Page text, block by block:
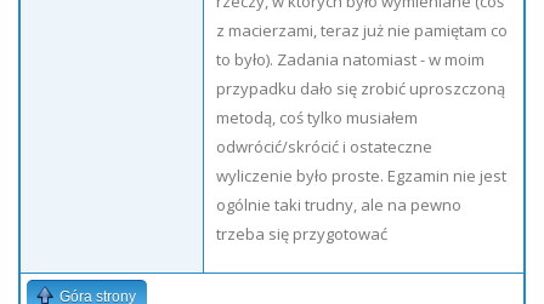
z macierzami, teraz już nie pamiętam co
to było). Zadania natomiast - w moim
przypadku dało się zrobić uproszczoną
metodą, coś tylko musiałem
odwrócić/skrócić i ostateczne
wyliczenie było proste. Egzamin nie jest
ogólnie taki trudny, ale na pewno
trzeba się przygotować
Góra strony